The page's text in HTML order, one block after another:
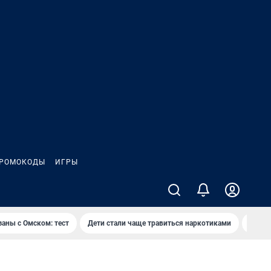
ИГРЫ
с Омском: тест Дети стали чаще травиться наркотиками